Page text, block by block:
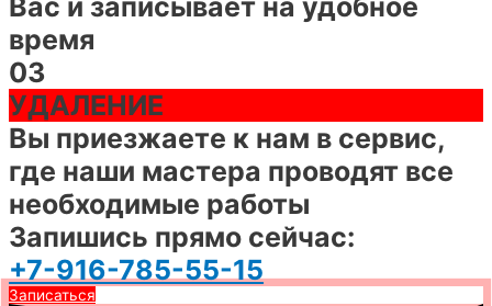
Вас и записывает на удобное
время
03
УДАЛЕНИЕ
Вы приезжаете к нам в сервис,
где наши мастера проводят все
необходимые работы
Запишись прямо сейчас:
+7-916-785-55-15
Записаться